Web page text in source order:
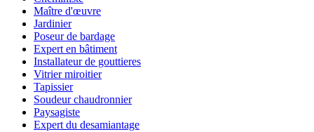
Maître d'œuvre
Jardinier
Poseur de bardage
Expert en bâtiment
Installateur de gouttieres
Vitrier miroitier
Tapissier
Soudeur chaudronnier
Paysagiste
Expert du desamiantage